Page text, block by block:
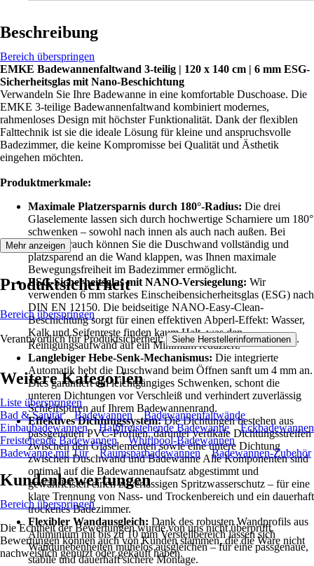
Beschreibung
Bereich überspringen
EMKE Badewannenfaltwand 3-teilig | 120 x 140 cm | 6 mm ESG-
Sicherheitsglas mit Nano-Beschichtung
Verwandeln Sie Ihre Badewanne in eine komfortable Duschoase. Die
EMKE 3-teilige Badewannenfaltwand kombiniert modernes,
rahmenloses Design mit höchster Funktionalität. Dank der flexiblen
Falttechnik ist sie die ideale Lösung für kleine und anspruchsvolle
Badezimmer, die keine Kompromisse bei Qualität und Ästhetik
eingehen möchten.
Produktmerkmale:
Maximale Platzersparnis durch 180°-Radius: Die drei
Glaselemente lassen sich durch hochwertige Scharniere um 180°
schwenken – sowohl nach innen als auch nach außen. Bei
Nichtgebrauch können Sie die Duschwand vollständig und
platzsparend an die Wand klappen, was Ihnen maximale
Bewegungsfreiheit im Badezimmer ermöglicht.
ESG-Sicherheitsglas mit NANO-Versiegelung: Wir
verwenden 6 mm starkes Einscheibensicherheitsglas (ESG) nach
DIN EN 12150. Die beidseitige NANO-Easy-Clean-
Beschichtung sorgt für einen effektiven Abperl-Effekt: Wasser,
Kalk und Seifenreste finden kaum Halt, was den
Reinigungsaufwand auf ein Minimum reduziert.
Langlebiger Hebe-Senk-Mechanismus: Die integrierte
Automatik hebt die Duschwand beim Öffnen sanft um 4 mm an.
Dies garantiert ein leichtgängiges Schwenken, schont die
unteren Dichtungen vor Verschleiß und verhindert zuverlässig
Schleifspuren auf Ihrem Badewannenrand.
Effektives Dichtungssystem:Die Dichtungen bestehen aus
passgenauen PVC-Profilen, darunter vertikale Dichtungsstreifen
zwischen den Glaselementen sowie eine untere Dichtung
zwischen Duschwand und Badewanne Alle Komponenten sind
optimal auf die Badewannenaufsatz abgestimmt und
gewährleisten einen zuverlässigen Spritzwasserschutz – für eine
klare Trennung von Nass- und Trockenbereich und ein dauerhaft
trockenes Badezimmer.
Flexibler Wandausgleich: Dank des robusten Wandprofils aus
Aluminium mit bis zu 10 mm Verstellbereich lassen sich
Wandunebenheiten mühelos ausgleichen – für eine passgenaue,
stabile und dauerhaft sichere Montage.
Mehr anzeigen
Produktsicherheit
Bereich überspringen
Verantwortlich für Produktsicherheit: Siehe Herstellerinformationen .
Weitere Kategorien
Liste überspringen
Bad & Sanitär
Badewannen
Badewannenfaltwände
Einbaubadewannen
Halbfreistehende Badewanne
Eckbadewannen
Freistehende Badewannen
Whirlpool-Badewannen
Badewanne mit Tür
Raumsparbadewannen Badewannen-Zubehör
Kundenbewertungen
Bereich überspringen
Die Echtheit der Bewertungen wurde von uns nicht überprüft.
Bewertungen können auch von Kunden stammen, die die Ware nicht
nachweislich genutzt oder gekauft haben.